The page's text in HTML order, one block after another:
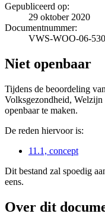
Gepubliceerd op:
29 oktober 2020
Documentnummer:
VWS-WOO-06-
Niet openbaar
Tijdens de beoordeling
Volksgezondheid,
openbaar te maken.
De reden hiervoor is:
11.1, concept
Dit bestand zal spoedig
eens.
Over dit